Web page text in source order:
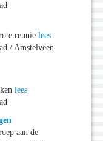
reunie lees
/ Amstelveen
lees
aan de